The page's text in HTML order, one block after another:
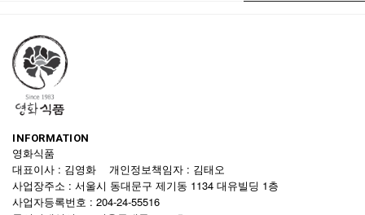
INFORMATION
영화식품
대표이사 : 김영화 개인정보책임자 : 김태오
사업장주소 : 서울시 동대문구 제기동 1134 대유빌딩 1층
사업자등록번호 : 204-24-55516